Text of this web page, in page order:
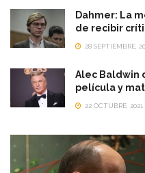
Dahmer: La
de recibir
28 SEPTIEMBRE,
Alec Baldwin
película y
22 OCTUBRE, 2021